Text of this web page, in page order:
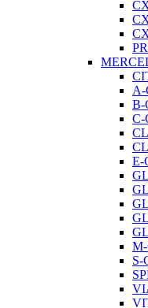
A-
B-
C-
E-
GL
S-